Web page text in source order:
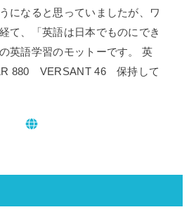
になると思っていましたが、ワ
て、「英語は日本でものにでき
英語学習のモットーです。 英
880 VERSANT 46 保持して